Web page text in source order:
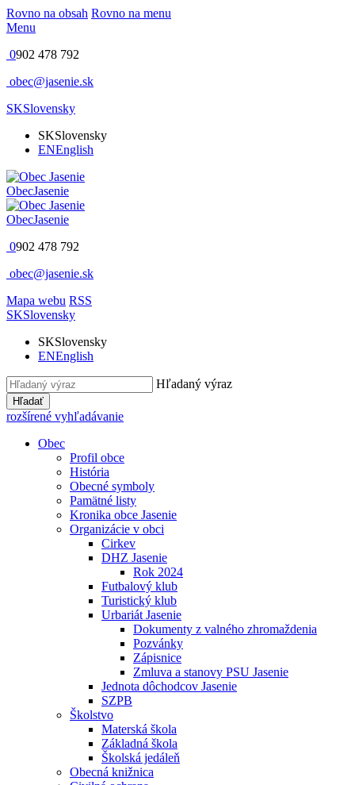
Rovno na obsah Rovno na menu
Menu
0902 478 792
obec@jasenie.sk
SKSlovensky
SKSlovensky
ENEnglish
ObecJasenie
ObecJasenie
0902 478 792
obec@jasenie.sk
Mapa webu RSS
SKSlovensky
SKSlovensky
ENEnglish
Hľadaný výraz
Hľadať
rozšírené vyhľadávanie
Obec
Profil obce
História
Obecné symboly
Pamätné listy
Kronika obce Jasenie
Organizácie v obci
Cirkev
DHZ Jasenie
Rok 2024
Futbalový klub
Turistický klub
Urbariát Jasenie
Dokumenty z valného zhromaždenia
Pozvánky
Zápisnice
Zmluva a stanovy PSU Jasenie
Jednota dôchodcov Jasenie
SZPB
Školstvo
Materská škola
Základná škola
Školská jedáleň
Obecná knižnica